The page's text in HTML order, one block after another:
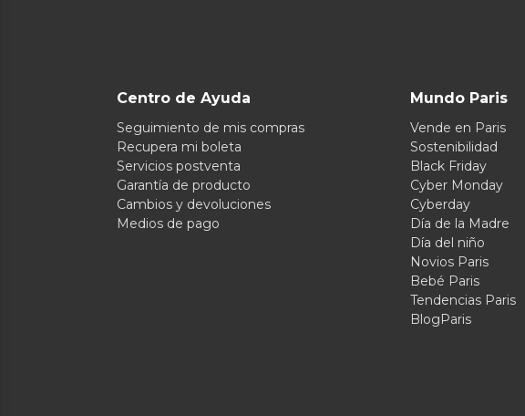
Centro de Ayuda
Seguimiento de mis compras
Recupera mi boleta
Servicios postventa
Garantía de producto
Cambios y devoluciones
Medios de pago
Mundo Paris
Vende en Paris
Sostenibilidad
Black Friday
Cyber Monday
Cyberday
Día de la Madre
Día del niño
Novios Paris
Bebé Paris
Tendencias Paris
BlogParis